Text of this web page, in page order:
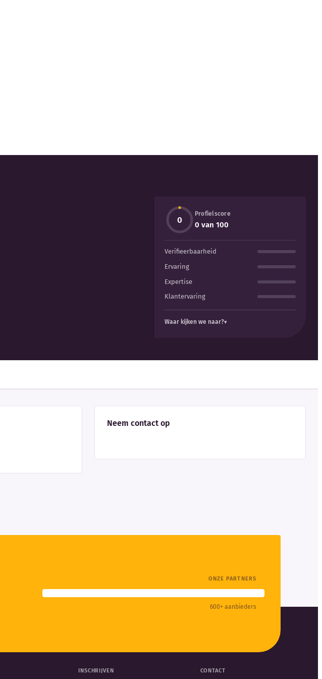
0
Profielscore
0 van 100
Verifieerbaarheid
Ervaring
Expertise
Klantervaring
Waar kijken we naar?
Neem contact op
ONZE PARTNERS
600+ aanbieders
INSCHRIJVEN CONTACT